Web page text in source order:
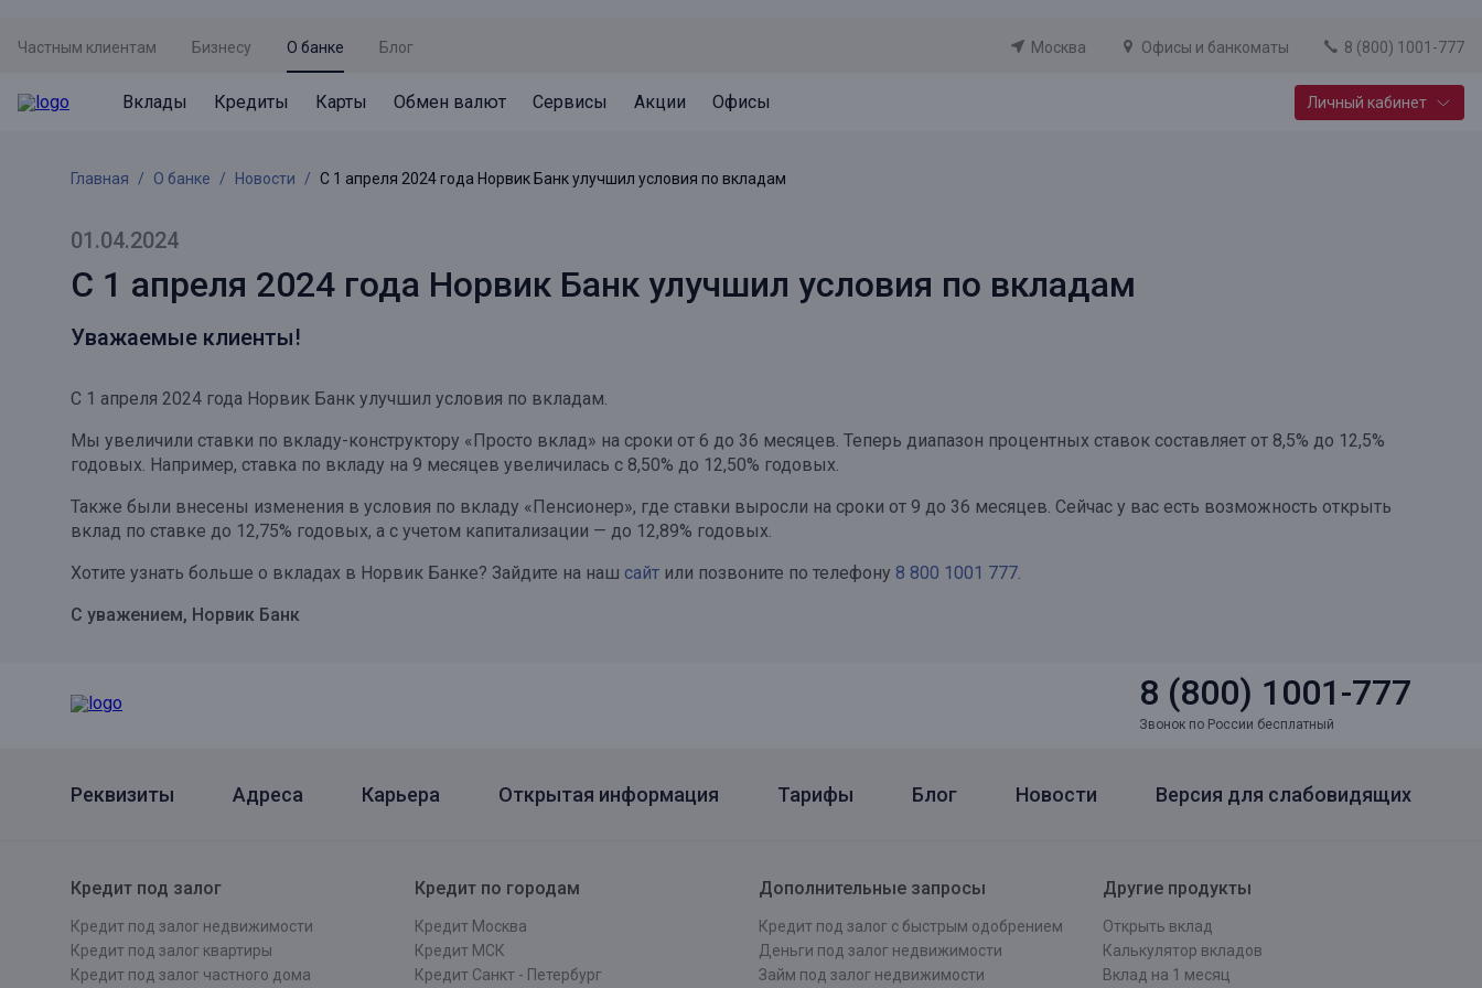
Частным клиентам Бизнесу О банке Блог Москва Офисы и банкоматы 8 (800) 1001-777
Вклады
Не упусти момент
Просто вклад
Накопительный
Фиксируй доход
Новый старт
Онлайн
Все вклады
Система страхования вкладов
Архив вкладов
Кредиты
Кредит под залог недвижимости
Рефинансирование
Кредит на автомобиль
Все кредиты
Привилегии для клиентов
Реструктуризация
Подбор новой недвижимости
Карты
Дебетовая карта с пакетом услуг
Премиальная карта Mir Supreme
Пенсионная карта
Все карты
Документы
Кешбэк
Обмен валют
Курсы валют
Бронирование валюты
Курсы валют ЦБ
Сервисы
Оплата кредита
Оценка недвижимости
Подбор новой недвижимости
Mir Pay
Госуслуги
Удаленная идентификация
Мобильное приложение
Подтверждение согласия через Госуслуги
Акции
Акция «Приведи друга»
Акция «Ставка на бизнес»
Офисы Личный кабинет
Главная О банке Новости С 1 апреля 2024 года Норвик Банк улучшил условия по вкладам
01.04.2024
С 1 апреля 2024 года Норвик Банк улучшил условия по вкладам
Уважаемые клиенты!
С 1 апреля 2024 года Норвик Банк улучшил условия по вкладам.
Мы увеличили ставки по вкладу-конструктору «Просто вклад» на сроки от 6 до 36 месяцев. Теперь диапазон процентных ставок составляет от 8,5% до 12,5%
годовых. Например, ставка по вкладу на 9 месяцев увеличилась с 8,50% до 12,50% годовых.
Также были внесены изменения в условия по вкладу «Пенсионер», где ставки выросли на сроки от 9 до 36 месяцев. Сейчас у вас есть возможность открыть
вклад по ставке до 12,75% годовых, а с учетом капитализации — до 12,89% годовых.
Хотите узнать больше о вкладах в Норвик Банке? Зайдите на наш сайт или позвоните по телефону 8 800 1001 777.
С уважением, Норвик Банк
8 (800) 1001-777
Звонок по России бесплатный
Реквизиты Адреса Карьера Открытая информация Тарифы Блог Новости Версия для слабовидящих
Кредит под залог
Кредит под залог недвижимости
Кредит под залог квартиры
Кредит под залог частного дома
Кредит по городам
Кредит Москва
Кредит МСК
Кредит Санкт - Петербург
Дополнительные запросы
Кредит под залог с быстрым одобрением
Деньги под залог недвижимости
Займ под залог недвижимости
Другие продукты
Открыть вклад
Калькулятор вкладов
Вклад на 1 месяц